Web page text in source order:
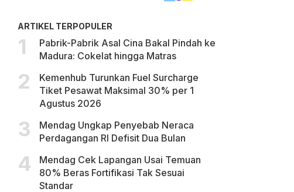
ARTIKEL TERPOPULER
Pabrik-Pabrik Asal Cina Bakal Pindah ke
Madura: Cokelat hingga Matras
Kemenhub Turunkan Fuel Surcharge
Tiket Pesawat Maksimal 30% per 1
Agustus 2026
Mendag Ungkap Penyebab Neraca
Perdagangan RI Defisit Dua Bulan
Mendag Cek Lapangan Usai Temuan
80% Beras Fortifikasi Tak Sesuai
Standar